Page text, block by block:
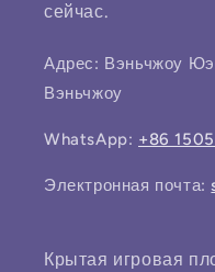
сейчас.
Адрес: Вэньчжоу
Вэньчжоу
WhatsApp: +86
Электронная почта:
Крытая игровая